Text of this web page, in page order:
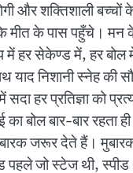
और शक्तिशाली
मीत के पास पहुँचे। मन
हर सेकेण्ड में, हर बोल
निशानी स्नेह की
सदा हर प्रतिज्ञा को
बोल बार-बार रहता
मुबारक जरूर देते हैं।
जो स्टेज थी,